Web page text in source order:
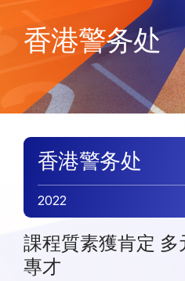
香港警务处
香港警务处
2022
課程質素獲肯定
專才